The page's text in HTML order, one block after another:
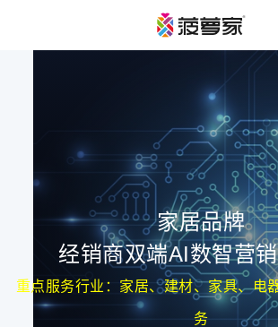
家居品牌
经销商双端AI数智营
重点服务行业：家居、建材、家具、电
务